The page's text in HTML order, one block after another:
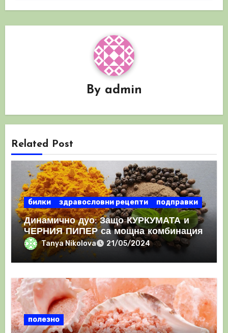
By admin
Related Post
билки здравословни рецепти подправки
Динамично дуо: Защо КУРКУМАТА и
ЧЕРНИЯ ПИПЕР са мощна комбинация
Tanya Nikolova 21/05/2024
полезно